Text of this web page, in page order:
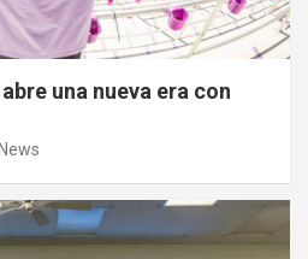
una nueva era con